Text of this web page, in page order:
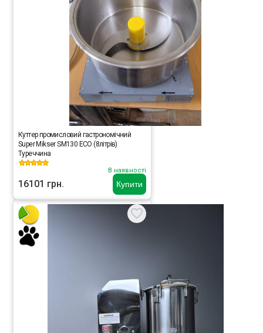
Купити
Куттер промисловий гастрономічний
Super Mikser SM130 ECO (8літрів)
Туреччина
В наявності
16101 грн.